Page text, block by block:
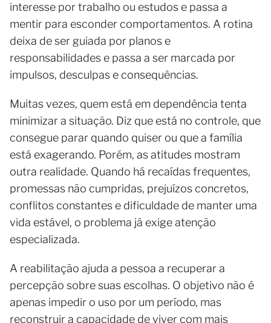
interesse por trabalho ou estudos e passa a
mentir para esconder comportamentos. A rotina
deixa de ser guiada por planos e
responsabilidades e passa a ser marcada por
impulsos, desculpas e consequências.
Muitas vezes, quem está em dependência tenta
minimizar a situação. Diz que está no controle, que
consegue parar quando quiser ou que a família
está exagerando. Porém, as atitudes mostram
outra realidade. Quando há recaídas frequentes,
promessas não cumpridas, prejuízos concretos,
conflitos constantes e dificuldade de manter uma
vida estável, o problema já exige atenção
especializada.
A reabilitação ajuda a pessoa a recuperar a
percepção sobre suas escolhas. O objetivo não é
apenas impedir o uso por um período, mas
reconstruir a capacidade de viver com mais